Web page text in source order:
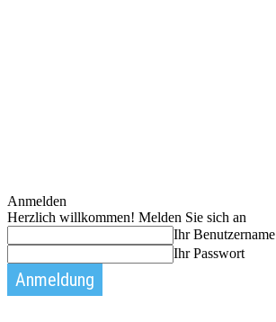
Anmelden
Herzlich willkommen! Melden Sie sich an
Ihr Benutzername
Ihr Passwort